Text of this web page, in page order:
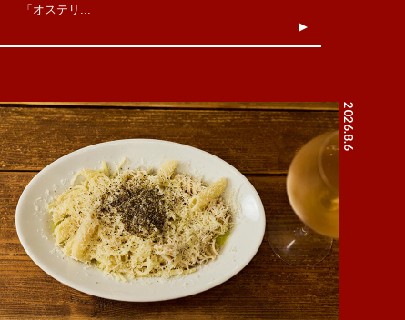
「オステリ...
2026.8.6